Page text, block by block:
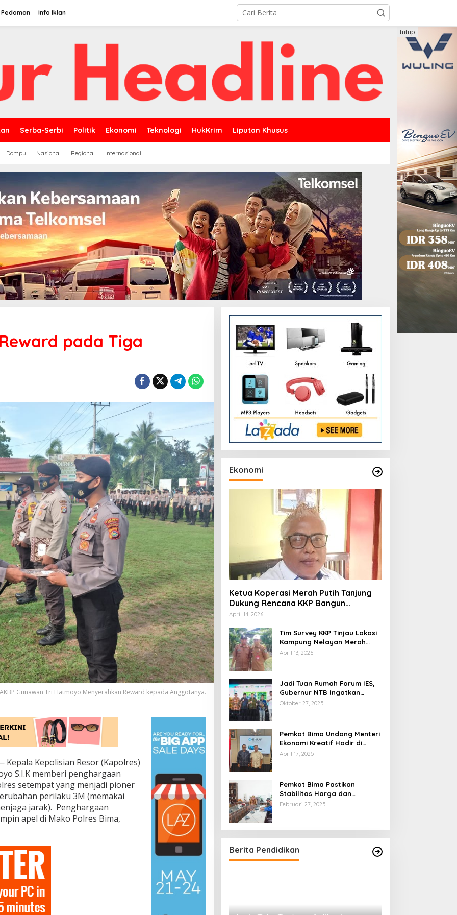
Pedoman Info Iklan
Serba-Serbi Politik Ekonomi Teknologi HukKrim Liputan Khusus
Dompu Nasional Regional Internasional
tutup
pada Tiga
Gunawan Tri Hatmoyo Menyerahkan Reward kepada Anggotanya.
Kepolisian Resor (Kapolres)
S.I.K memberi penghargaan
setempat yang menjadi pioner
perilaku 3M (memakai
jarak). Penghargaan
apel di Mako Polres Bima,
Ekonomi
Ketua Koperasi Merah Putih Tanjung
Dukung Rencana KKP Bangun
Kampung Nelayan di Eks TPI
April 14, 2026
Tim Survey KKP Tinjau Lokasi
Kampung Nelayan Merah
Putih di Kelurahan Kolo
April 13, 2026
Jadi Tuan Rumah Forum IES,
Gubernur NTB Ingatkan
Gagasan Ekonomi Syariah
Oktober 27, 2025
Pemkot Bima Undang Menteri
Ekonomi Kreatif Hadir di
Festival Rimpu
April 17, 2025
Pemkot Bima Pastikan
Stabilitas Harga dan
Ketersediaan Pangan
Februari 27, 2025
Berita Pendidikan